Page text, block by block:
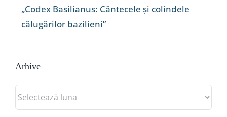
„Codex Basilianus: Cântecele și colindele
călugărilor bazilieni”
Arhive
Arhive